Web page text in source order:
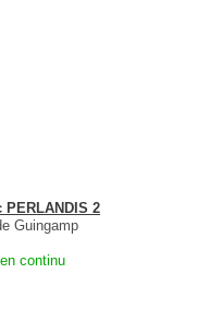
PERLANDIS 2
Guingamp
continu